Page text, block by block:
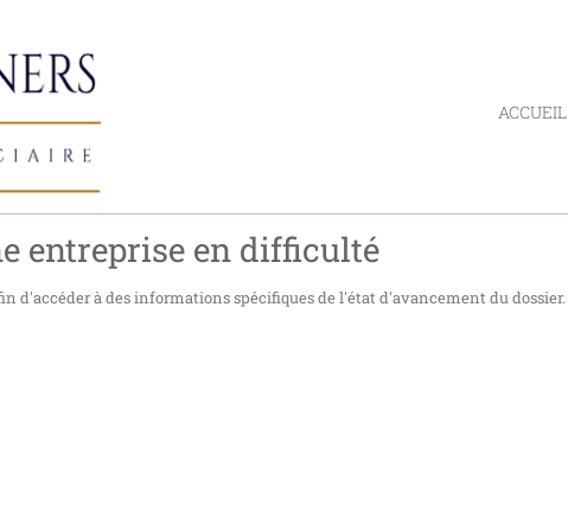
ACCUEIL
entreprise en difficulté
d'accéder à des informations spécifiques de l'état d'avancement du dossier.